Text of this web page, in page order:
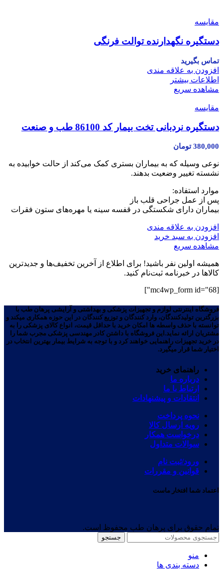
مقایسه
دستگیره نگهدارنده توالت فرنگی
تماس بگیرید
افزودن به علاقه مندی
اطلاعات بیشتر
مشاهده سریع
مقایسه
دستگیره نردبانی تخت بیمار کد 86100 طب و صنعت
380,000 تومان
نوعی وسیله که به بیماران بستری کمک می‌کند از حالت خوابیده به
نشسته تغییر وضعیت بدهند.
موارد استفاده:
پس از عمل جراحی قلب باز
بیماران دارای شکستگی در قفسه سینه یا مهره‌های ستون فقرات
افزودن به علاقه مندی
افزودن به سبد خرید
مشاهده سریع
همیشه اولین نفر باشید! برای اطلاع از آخرین تخفیف‌ها و جدیدترین
کالاها در خبرنامه ثبت‌نام کنید.
[mc4wp_form id="68"]
فروشگاه اینترنتی لوازم و تجهیزات پزشکی و بهداشتی و آرایشی پرهان طب با
بزرگترین تولیدکنندگان، وارد کنندگان و توزیع کنندگان در این حوزه همکاری میکند و
توانسته با حذف واسطه ها امکان خرید با حداقل قیمت، انواع کالای پزشکی را به
مشتریان ارائه نماید.این فروشگاه با داشتن کادر مهندسی پزشکی مجرب شما را
در خرید تجهیزات راهنمایی خواهند کرد و با توجه به شرایط بیمار بهترین انتخاب در
اختیار شما قرار میگیرد.
راهنمای خرید
درباره ما
ارتباط با ما
انتقادات و پیشنهادات
نحوه پرداخت
رویه ارسال کالا
درخواست همکار
سوالات متداول
ورود/ثبت نام
قوانین و مقررات
اعتماد شما افتخار ماست
تمام حقوق برای پرهان طب محفوظ است.
جستجو
منو
دسته بندی ها